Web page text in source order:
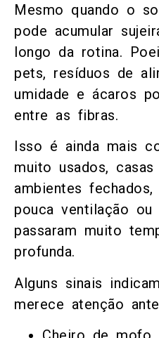
Mesmo quando o
pode acumular
longo da rotina.
pets, resíduos de
umidade e ácaros
entre as fibras.
Isso é ainda mais
muito usados,
ambientes
pouca ventilação
passaram muito
profunda.
Alguns sinais
merece atenção